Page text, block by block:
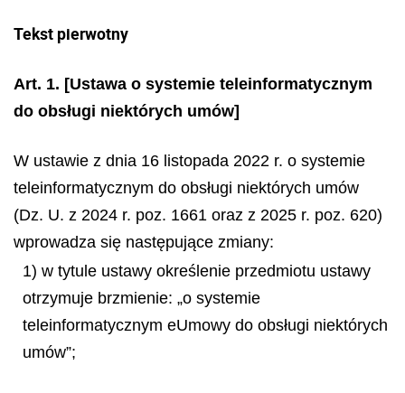
Tekst pierwotny
Art. 1. [Ustawa o systemie teleinformatycznym
do obsługi niektórych umów]
W ustawie z dnia 16 listopada 2022 r. o systemie
teleinformatycznym do obsługi niektórych umów
(Dz. U. z 2024 r. poz. 1661 oraz z 2025 r. poz. 620)
wprowadza się następujące zmiany:
1) w tytule ustawy określenie przedmiotu ustawy
otrzymuje brzmienie: „o systemie
teleinformatycznym eUmowy do obsługi niektórych
umów”;